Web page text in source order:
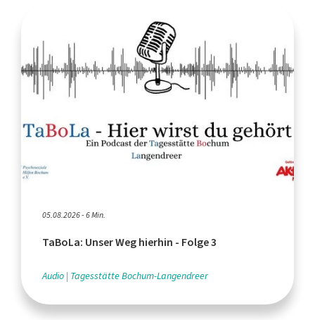
05.08.2026 - 6 Min.
TaBoLa: Unser Weg hierhin - Folge 3
Audio Tagesstätte Bochum-Langendreer